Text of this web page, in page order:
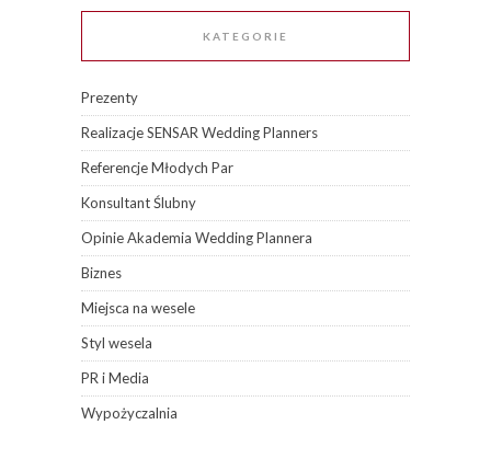
KATEGORIE
Prezenty
Realizacje SENSAR Wedding Planners
Referencje Młodych Par
Konsultant Ślubny
Opinie Akademia Wedding Plannera
Biznes
Miejsca na wesele
Styl wesela
PR i Media
Wypożyczalnia